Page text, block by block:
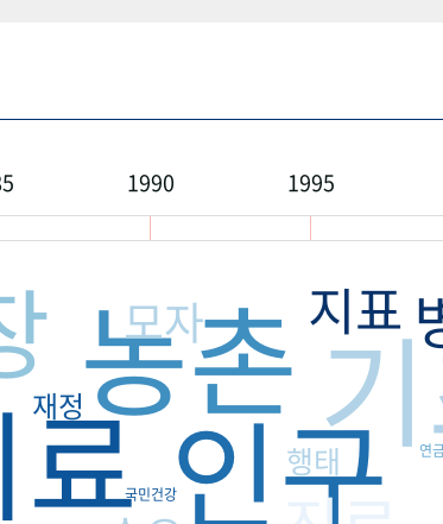
1990 1995
인구
농촌 지표
모자
행태
재정
연
국민건강